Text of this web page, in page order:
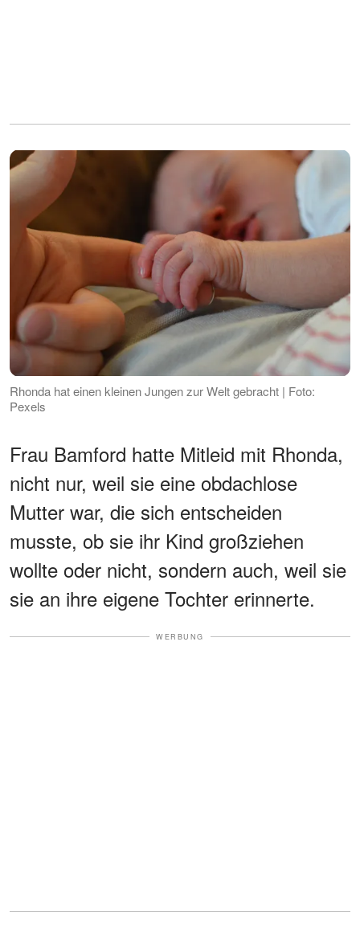
Rhonda hat einen kleinen Jungen zur Welt gebracht | Foto:
Pexels
Frau Bamford hatte Mitleid mit Rhonda,
nicht nur, weil sie eine obdachlose
Mutter war, die sich entscheiden
musste, ob sie ihr Kind großziehen
wollte oder nicht, sondern auch, weil sie
sie an ihre eigene Tochter erinnerte.
WERBUNG